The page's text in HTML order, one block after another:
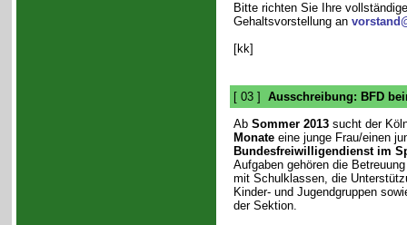
Bitte richten Sie Ihre
Gehaltsvorstellung an
[kk]
[ 03 ] Ausschreibung: BFD
Ab Sommer 2013sucht der
Monateeine junge Frau/einen
Bundesfreiwilligendienst im
Aufgaben gehören die
mit Schulklassen, die
Kinder- und Jugendgruppen
der Sektion.